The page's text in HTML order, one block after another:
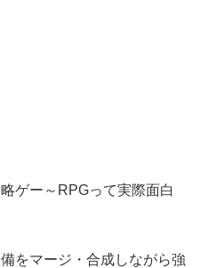
ゲー～RPGって実際面白
をマージ・合成しながら強